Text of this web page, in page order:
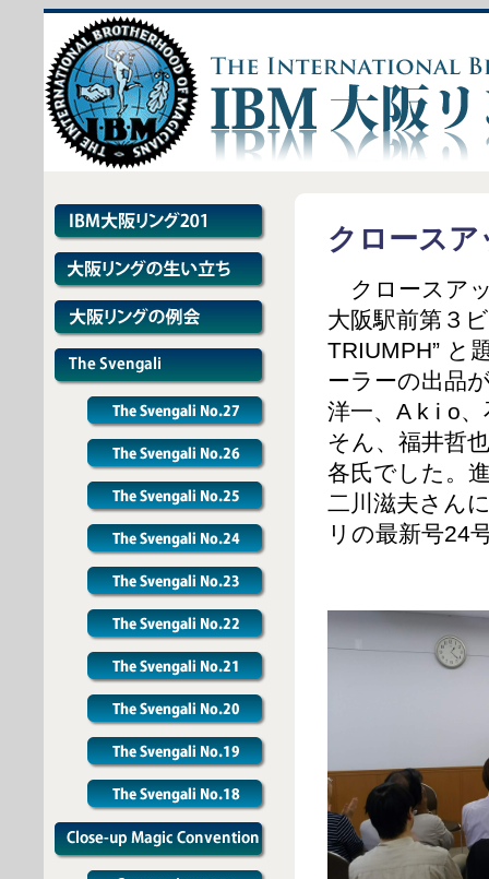
クロース
クロースア
大阪駅前第３
TRIUMPH” と
ーラーの出品
洋一、A k i o
そん、福井哲
各氏でした。
二川滋夫さん
リの最新号24